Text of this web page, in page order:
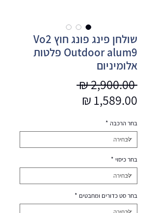
שולחן פינג פונג חוץ Vo2
Outdoor alum9 פלטות
אלומיניום
‏2,900.00 ‏₪
מחיר
בחר הרכבה *
בחר כיסוי *
בחר סט כדורים ומחבטים *